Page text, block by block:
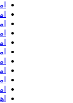
امین
امین
امین
امین حبیبی
امین
امین
امین
امین
امین
امین ناریت